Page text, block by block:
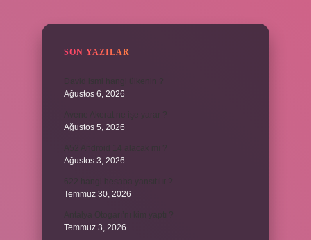
SON YAZILAR
Ağustos 6, 2026
Ağustos 5, 2026
Ağustos 3, 2026
Temmuz 30, 2026
Temmuz 3, 2026